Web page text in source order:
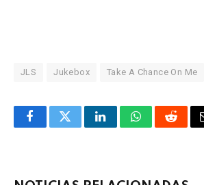
JLS Jukebox Take A Chance On Me
FacebookTwitterLinkedInWhatsAppReddit